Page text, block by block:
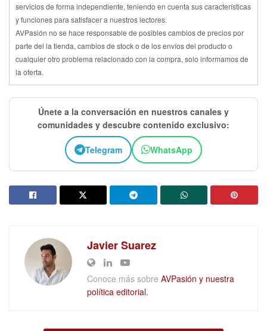
servicios de forma independiente, teniendo en cuenta sus características
y funciones para satisfacer a nuestros lectores.
AVPasión no se hace responsable de posibles cambios de precios por
parte del la tienda, cambios de stock o de los envíos del producto o
cualquier otro problema relacionado con la compra, solo informamos de
la oferta.
Únete a la conversación en nuestros canales y
comunidades y descubre contenido exclusivo:
Telegram WhatsApp
Javier Suarez
Conoce más sobre AVPasión y nuestra
política editorial.